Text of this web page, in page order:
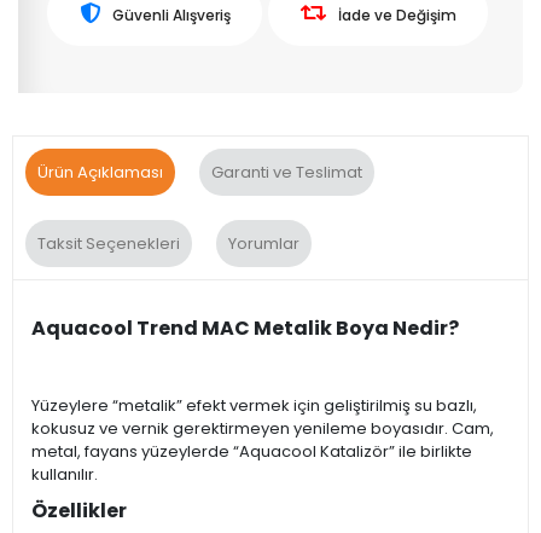
Güvenli Alışveriş İade ve Değişim
Ürün Açıklaması Garanti ve Teslimat
Taksit Seçenekleri Yorumlar
Aquacool Trend MAC Metalik Boya Nedir?
Yüzeylere “metalik” efekt vermek için geliştirilmiş su bazlı,
kokusuz ve vernik gerektirmeyen yenileme boyasıdır. Cam,
metal, fayans yüzeylerde “Aquacool Katalizör” ile birlikte
kullanılır.
Özellikler